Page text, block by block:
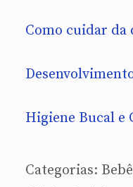
Como cuidar
Higiene Bucal e
Categorias: